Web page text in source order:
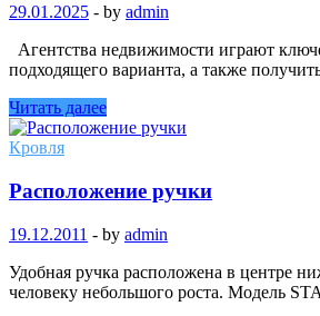
29.01.2025 - by admin
Агентства недвижимости играют
подходящего варианта, а также
Читать далее
Кровля
Расположение ручки
19.12.2011 - by admin
Удобная ручка расположена в центре
человеку небольшого роста. Модель